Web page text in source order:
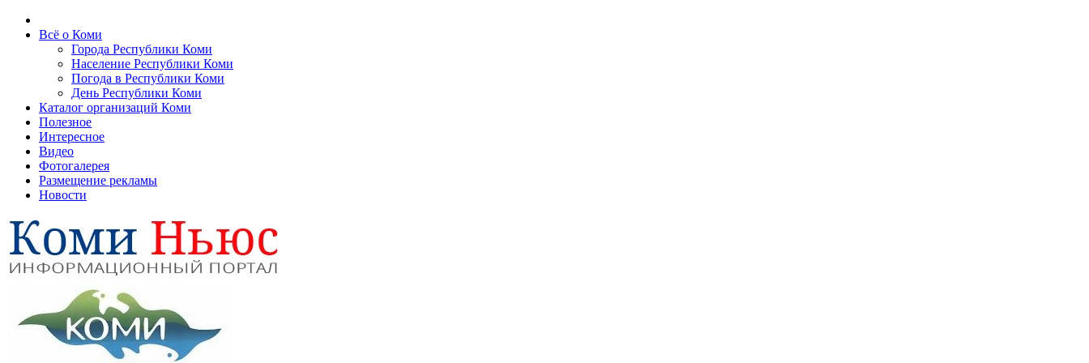
Всё о Коми
Города Республики Коми
Население Республики Коми
Погода в Республики Коми
День Республики Коми
Каталог организаций Коми
Полезное
Интересное
Видео
Фотогалерея
Размещение рекламы
Новости